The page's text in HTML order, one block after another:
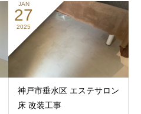
JAN
27
2025
神戸市垂水区 エステサロン
床 改装工事